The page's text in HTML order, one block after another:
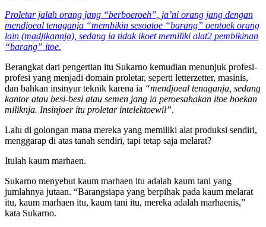
Proletar jalah orang jang “berboeroeh”, ja’ni orang jang dengan
mendjoeal tenaganja “membikin sesoatoe “barang” oentoek orang
lain (madjikannja), sedang ia tidak ikoet memiliki alat2 pembikinan
“barang” itoe.
Berangkat dari pengertian itu Sukarno kemudian menunjuk profesi-
profesi yang menjadi domain proletar, seperti letterzetter, masinis,
dan bahkan insinyur teknik karena ia “mendjoeal tenaganja, sedang
kantor atau besi-besi atau semen jang ia peroesahakan itoe boekan
miliknja. Insinjoer itu proletar intelektoewil”.
Lalu di golongan mana mereka yang memiliki alat produksi sendiri,
menggarap di atas tanah sendiri, tapi tetap saja melarat?
Itulah kaum marhaen.
Sukarno menyebut kaum marhaen itu adalah kaum tani yang
jumlahnya jutaan. “Barangsiapa yang berpihak pada kaum melarat
itu, kaum marhaen itu, kaum tani itu, mereka adalah marhaenis,”
kata Sukarno.